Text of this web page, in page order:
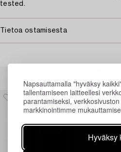
Napsauttamalla "hyväksy
tallentamiseen laitteellesi
parantamiseksi,
markkinointimme
Hyväksy
tested.
Tietoa ostamisesta